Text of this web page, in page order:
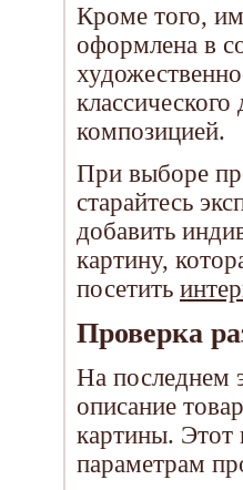
Кроме того,
оформлена в
композицией.
При выборе
старайтесь
добавить
картину,
посетить
Проверка
На последнем
описание
картины. Этот
параметрам